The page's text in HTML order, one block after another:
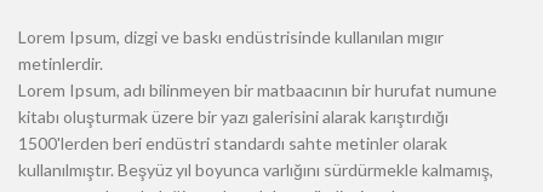
Lorem Ipsum, dizgi ve baskı endüstrisinde kullanılan mıgır
metinlerdir.
Lorem Ipsum, adı bilinmeyen bir matbaacının bir hurufat numune
kitabı oluşturmak üzere bir yazı galerisini alarak karıştırdığı
1500'lerden beri endüstri standardı sahte metinler olarak
kullanılmıştır. Beşyüz yıl boyunca varlığını sürdürmekle kalmamış,